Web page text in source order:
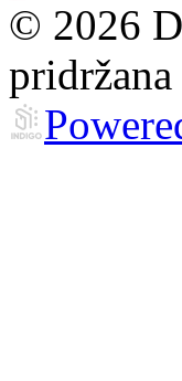
© 2026
pridržana